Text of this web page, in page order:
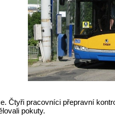
Čtyři pracovníci přepravní
pokuty.